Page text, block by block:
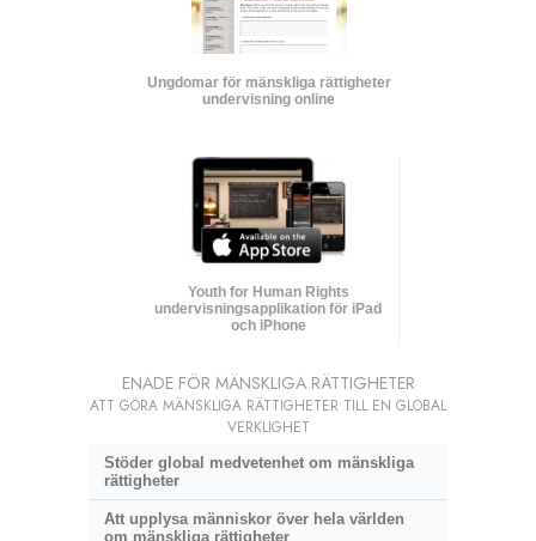
Ungdomar för mänskliga rättigheter
undervisning online
Youth for Human Rights
undervisnings­applikation för iPad
och iPhone
ENADE FÖR MÄNSKLIGA RÄTTIGHETER
ATT GÖRA MÄNSKLIGA RÄTTIGHETER TILL EN GLOBAL
VERKLIGHET
Stöder global medvetenhet om mänskliga
rättigheter
Att upplysa människor över hela världen
om mänskliga rättigheter